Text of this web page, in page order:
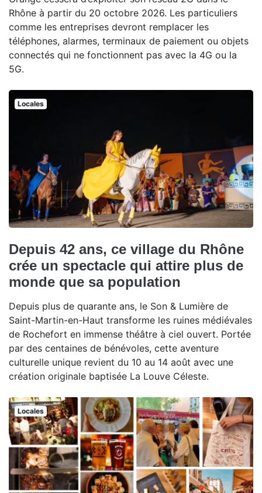
Rhône à partir du 20 octobre 2026. Les particuliers
comme les entreprises devront remplacer les
téléphones, alarmes, terminaux de paiement ou objets
connectés qui ne fonctionnent pas avec la 4G ou la
5G.
Locales
Depuis 42 ans, ce village du Rhône
crée un spectacle qui attire plus de
monde que sa population
Depuis plus de quarante ans, le Son & Lumière de
Saint-Martin-en-Haut transforme les ruines médiévales
de Rochefort en immense théâtre à ciel ouvert. Portée
par des centaines de bénévoles, cette aventure
culturelle unique revient du 10 au 14 août avec une
création originale baptisée La Louve Céleste.
Locales